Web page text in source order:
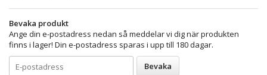
Bevaka produkt
Ange din e-postadress nedan så meddelar vi dig när produkten
finns i lager! Din e-postadress sparas i upp till 180 dagar.
Bevaka